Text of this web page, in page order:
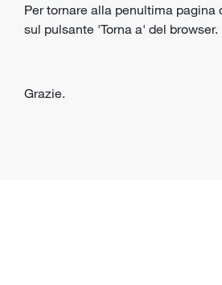
Per tornare alla penultima
sul pulsante 'Torna a' del browser.
Grazie.